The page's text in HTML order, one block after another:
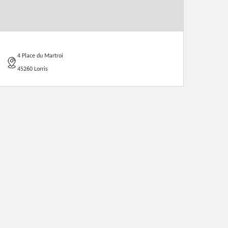
4 Place du Martroi
45260 Lorris